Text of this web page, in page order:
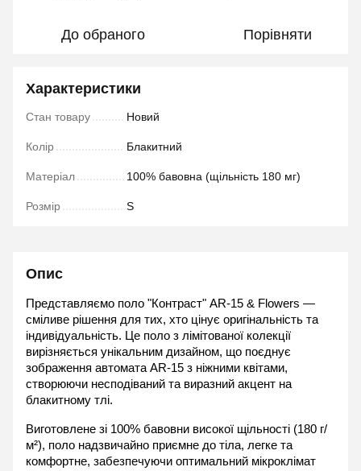
До обраного Порівняти
Характеристики
Стан товару Новий
Колір Блакитний
Матеріал 100% бавовна (щільність 180 мг)
Розмір S
Опис
Представляємо поло "Контраст" AR-15 & Flowers —
сміливе рішення для тих, хто цінує оригінальність та
індивідуальність. Це поло з лімітованої колекції
вирізняється унікальним дизайном, що поєднує
зображення автомата AR-15 з ніжними квітами,
створюючи несподіваний та виразний акцент на
блакитному тлі.
Виготовлене зі 100% бавовни високої щільності (180 г/
м²), поло надзвичайно приємне до тіла, легке та
комфортне, забезпечуючи оптимальний мікроклімат